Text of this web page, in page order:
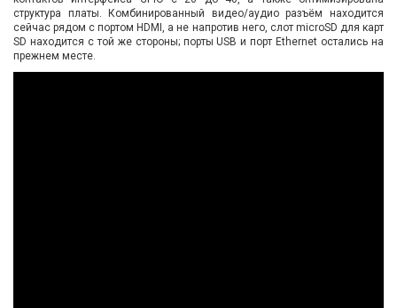
структура платы. Комбинированный видео/аудио разъём находится
сейчас рядом с портом HDMI, а не напротив него, слот microSD для карт
SD находится с той же стороны; порты USB и порт Ethernet остались на
прежнем месте.